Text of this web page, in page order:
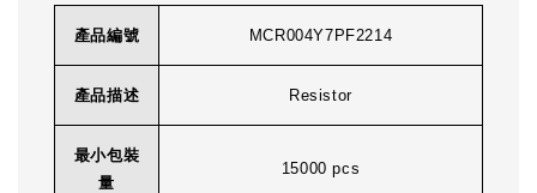
產品編號 MCR004Y7PF2214
產品描述 Resistor
最小包裝
量
15000 pcs